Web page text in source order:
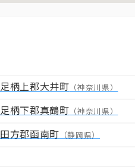
足柄上郡大井町 （神奈川県）
足柄下郡真鶴町 （神奈川県）
田方郡函南町 （静岡県）